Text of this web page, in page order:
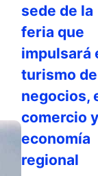
sede de la
feria que
impulsará
turismo de
negocios,
comercio
economía
regional